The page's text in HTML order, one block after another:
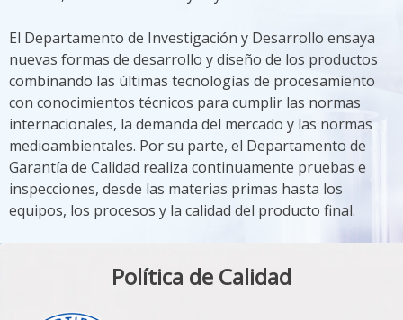
El Departamento de Investigación y Desarrollo ensaya
nuevas formas de desarrollo y diseño de los productos
combinando las últimas tecnologías de procesamiento
con conocimientos técnicos para cumplir las normas
internacionales, la demanda del mercado y las normas
medioambientales. Por su parte, el Departamento de
Garantía de Calidad realiza continuamente pruebas e
inspecciones, desde las materias primas hasta los
equipos, los procesos y la calidad del producto final.
Política de Calidad